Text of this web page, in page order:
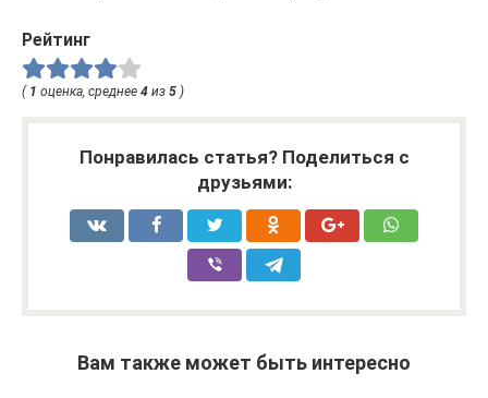
Рейтинг
( 1 оценка, среднее 4 из 5 )
Понравилась статья? Поделиться с
друзьями:
Вам также может быть интересно